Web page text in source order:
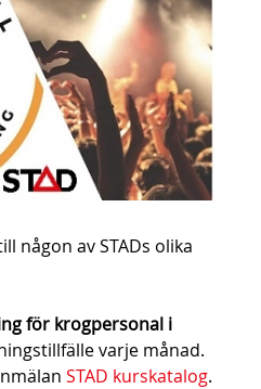
någon av STADs olika
för krogpersonal i
varje månad.
STAD kurskatalog.